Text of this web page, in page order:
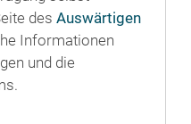
des Auswärtigen
Informationen
und die